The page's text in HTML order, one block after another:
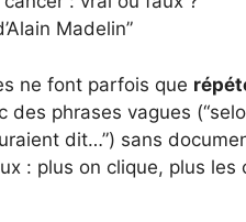
Madelin”
ne font parfois que
phrases vagues
dit…”) sans
: plus on clique, plus